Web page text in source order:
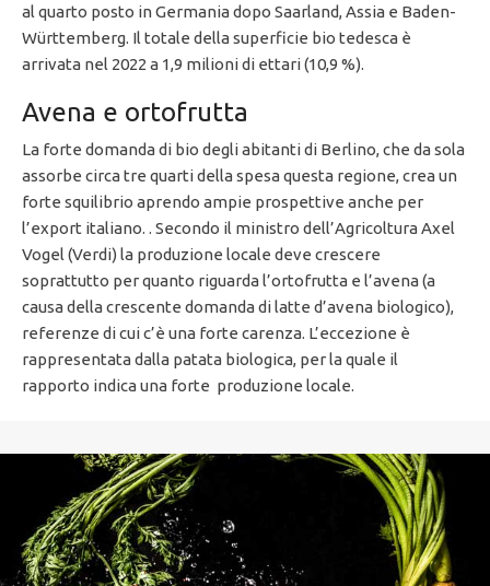
al quarto posto in Germania dopo Saarland, Assia e Baden-
Württemberg. Il totale della superficie bio tedesca è
arrivata nel 2022 a 1,9 milioni di ettari (10,9 %).
Avena e ortofrutta
La forte domanda di bio degli abitanti di Berlino, che da sola
assorbe circa tre quarti della spesa questa regione, crea un
forte squilibrio aprendo ampie prospettive anche per
l’export italiano. . Secondo il ministro dell’Agricoltura Axel
Vogel (Verdi) la produzione locale deve crescere
soprattutto per quanto riguarda l’ortofrutta e l’avena (a
causa della crescente domanda di latte d’avena biologico),
referenze di cui c’è una forte carenza. L’eccezione è
rappresentata dalla patata biologica, per la quale il
rapporto indica una forte produzione locale.